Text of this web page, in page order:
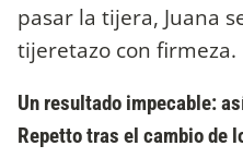
pasar la tijera, Juana
tijeretazo con firmeza.
Un resultado impecable:
Repetto tras el cambio de